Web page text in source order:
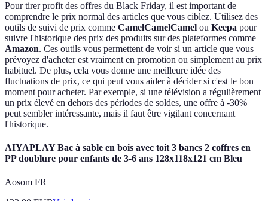
Pour tirer profit des offres du Black Friday, il est important de
comprendre le prix normal des articles que vous ciblez. Utilisez des
outils de suivi de prix comme CamelCamelCamel ou Keepa pour
suivre l'historique des prix des produits sur des plateformes comme
Amazon. Ces outils vous permettent de voir si un article que vous
prévoyez d'acheter est vraiment en promotion ou simplement au prix
habituel. De plus, cela vous donne une meilleure idée des
fluctuations de prix, ce qui peut vous aider à décider si c'est le bon
moment pour acheter. Par exemple, si une télévision a régulièrement
un prix élevé en dehors des périodes de soldes, une offre à -30%
peut sembler intéressante, mais il faut être vigilant concernant
l'historique.
AIYAPLAY Bac à sable en bois avec toit 3 bancs 2 coffres en
PP doublure pour enfants de 3-6 ans 128x118x121 cm Bleu
Aosom FR